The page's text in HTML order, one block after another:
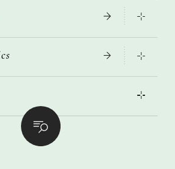
2026
で賢くおしゃれなインテリア
て来た！
ッションニュース
暮らすように心地いいリンネル旅ガイ
ンネルマネー講座
所。LOCAL LIFE REPORT
賞
ように
う寄り道サウナ
ョンスナップ